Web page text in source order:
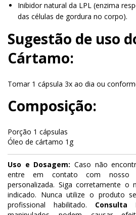
Inibidor natural da LPL (enzima
das células de gordura no corpo).
Sugestão de uso
Cártamo:
Tomar 1 cápsula 3x ao dia ou
Composição:
Porção 1 cápsulas
Óleo de cártamo 1g
Uso e Dosagem: Caso não
entre em contato com nosso
personalizada. Siga corretamente
indicado. Nunca utilize o produto
profissional habilitado. Consulta